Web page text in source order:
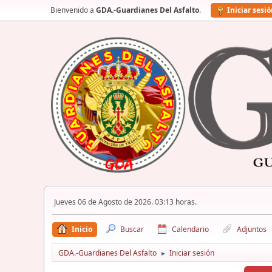
Bienvenido a GDA.-Guardianes Del Asfalto. Iniciar
Jueves 06 de Agosto de 2026. 03:13 horas.
Inicio Buscar Calendario Adjuntos
GDA.-Guardianes Del Asfalto ► Iniciar sesión